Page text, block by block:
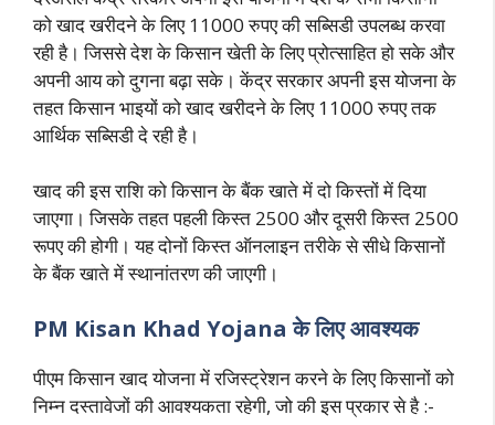
को खाद खरीदने के लिए 11000 रुपए की सब्सिडी उपलब्ध करवा
रही है। जिससे देश के किसान खेती के लिए प्रोत्साहित हो सके और
अपनी आय को दुगना बढ़ा सके। केंद्र सरकार अपनी इस योजना के
तहत किसान भाइयों को खाद खरीदने के लिए 11000 रुपए तक
आर्थिक सब्सिडी दे रही है।
खाद की इस राशि को किसान के बैंक खाते में दो किस्तों में दिया
जाएगा। जिसके तहत पहली किस्त 2500 और दूसरी किस्त 2500
रूपए की होगी। यह दोनों किस्त ऑनलाइन तरीके से सीधे किसानों
के बैंक खाते में स्थानांतरण की जाएगी।
PM Kisan Khad Yojana के लिए आवश्यक
पीएम किसान खाद योजना में रजिस्ट्रेशन करने के लिए किसानों को
निम्न दस्तावेजों की आवश्यकता रहेगी, जो की इस प्रकार से है :-